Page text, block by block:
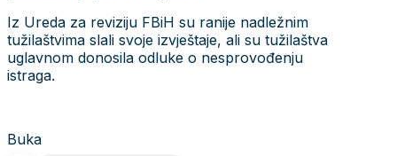
Iz Ureda za reviziju FBiH su ranije nadležnim
tužilaštvima slali svoje izvještaje, ali su tužilaštva
uglavnom donosila odluke o nesprovođenju
istraga.
Buka